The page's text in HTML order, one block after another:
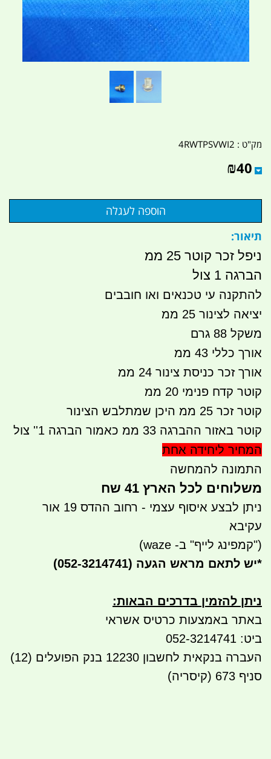
מק"ט : 4RWTPSVWI2
₪40
תיאור:
ניפל זכר קוטר 25 ממ
הברגה 1 צול
להתקנה עי טכנאים ואו חובבים
יציאה לצינור 25 ממ
משקל 88 גרם
אורך כללי 43
ממ
אורך זכר כניסת צינור 24 ממ
קוטר קדח פנימי 20 ממ
קוטר זכר 25 ממ היכן שמתלבש הצינור
קוטר באזור ההברגה 33 ממ כאמור הברגה 1'' צול
המחיר ליחידה אחת
התמונה להמחשה
משלוחים לכל הארץ 41 שח
ניתן לבצע איסוף עצמי - רחוב ההדס 19 אור
עקיבא
("קמפינג לייף" ב- waze)
*יש לתאם מראש הגעה (052-3214741)
ניתן להזמין בדרכים הבאות:
באתר באמצעות כרטיס אשראי
ביט: 052-3214741
העברה בנקאית לחשבון 12230 בנק הפועלים (12)
סניף 673 (קיסריה)